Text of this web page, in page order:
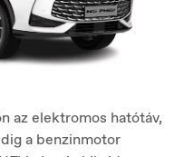
az elektromos hatótáv,
a benzinmotor